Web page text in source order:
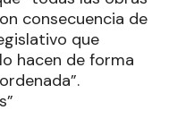
consecuencia de
que
hacen de forma